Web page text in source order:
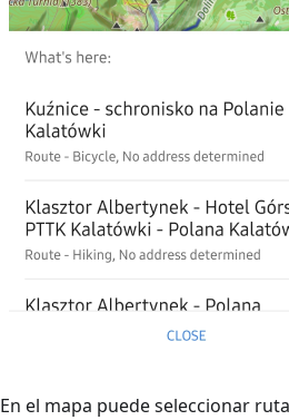
En el mapa puede seleccionar